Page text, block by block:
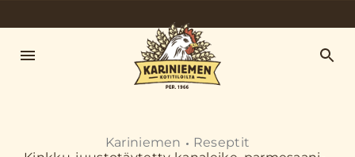
Kariniemen
Reseptit